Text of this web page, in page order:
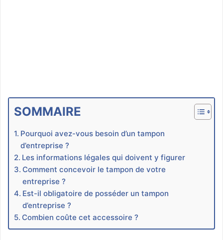
SOMMAIRE
Pourquoi avez-vous besoin d’un tampon
d’entreprise ?
Les informations légales qui doivent y figurer
Comment concevoir le tampon de votre
entreprise ?
Est-il obligatoire de posséder un tampon
d’entreprise ?
Combien coûte cet accessoire ?